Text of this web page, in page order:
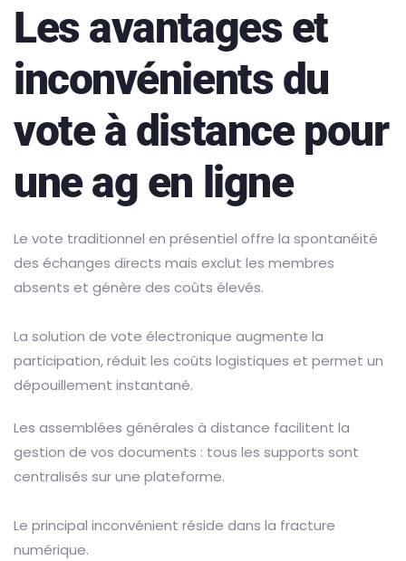
Les avantages et
inconvénients du
vote à distance pour
une ag en ligne
Le vote traditionnel en présentiel offre la spontanéité
des échanges directs mais exclut les membres
absents et génère des coûts élevés.
La solution de vote électronique augmente la
participation, réduit les coûts logistiques et permet un
dépouillement instantané.
Les assemblées générales à distance facilitent la
gestion de vos documents : tous les supports sont
centralisés sur une plateforme.
Le principal inconvénient réside dans la fracture
numérique.